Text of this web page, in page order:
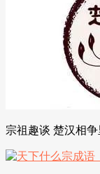
宗祖趣谈 楚汉相